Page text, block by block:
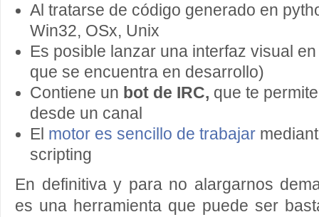
Al tratarse de código generado en
Win32, OSx, Unix
Es posible lanzar una interfaz visual
que se encuentra en desarrollo)
Contiene un bot de IRC, que te
desde un canal
El motor es sencillo de trabajar
scripting
En definitiva y para no alargarnos
es una herramienta que puede ser